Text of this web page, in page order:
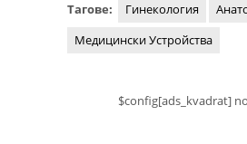
Тагове: Гинекология
Медицински Устройства
$config[ads_kvadrat]